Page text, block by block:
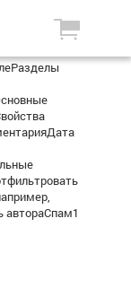
автораСпам1